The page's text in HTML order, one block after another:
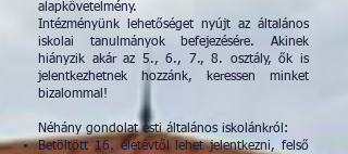
alapkövetelmény.
Intézményünk lehetőséget nyújt az általános
iskolai tanulmányok befejezésére. Akinek
hiányzik akár az 5., 6., 7., 8. osztály, ők is
jelentkezhetnek hozzánk, keressen minket
bizalommal!
Néhány gondolat esti általános iskolánkról:
Betöltött 16. életévtől lehet jelentkezni, felső